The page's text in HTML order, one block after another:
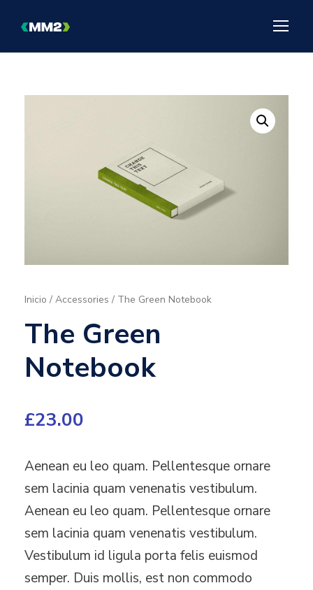
Inicio / Accessories / The Green Notebook
The Green
Notebook
£23.00
Aenean eu leo quam. Pellentesque ornare
sem lacinia quam venenatis vestibulum.
Aenean eu leo quam. Pellentesque ornare
sem lacinia quam venenatis vestibulum.
Vestibulum id ligula porta felis euismod
semper. Duis mollis, est non commodo